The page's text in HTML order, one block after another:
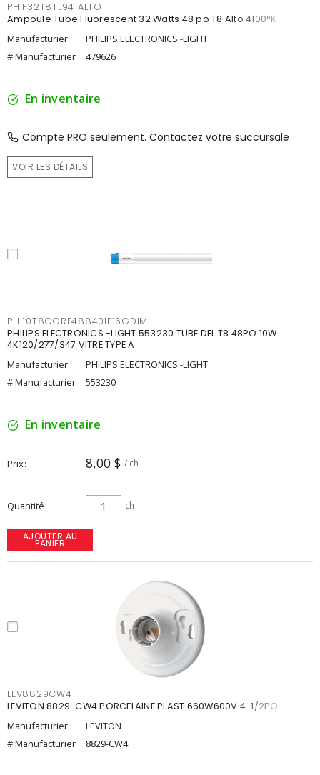
PHIF32T8TL941ALTO
Ampoule Tube Fluorescent 32 Watts 48 po T8 Alto 4100°K
Manufacturier :
PHILIPS ELECTRONICS -LIGHT
# Manufacturier : 479626
En inventaire
Compte PRO seulement. Contactez votre succursale
VOIR LES DÉTAILS
PHI10T8CORE48840IF16GDIM
PHILIPS ELECTRONICS -LIGHT 553230 TUBE DEL T8 48PO 10W
4K120/277/347 VITRE TYPE A
Manufacturier :
PHILIPS ELECTRONICS -LIGHT
# Manufacturier : 553230
En inventaire
Prix 8,00 $ / ch
Quantité ch
AJOUTER AU
PANIER
LEV8829CW4
LEVITON 8829-CW4 PORCELAINE PLAST 660W600V 4-1/2PO
Manufacturier :
LEVITON
# Manufacturier : 8829-CW4